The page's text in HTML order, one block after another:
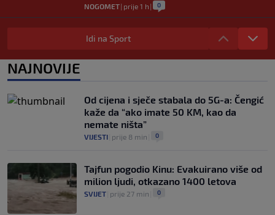
NOGOMET| prije 1 h | 0
Vlahović pred velikom odlukom:
Beşiktaş mu nudi 10 miliona eura po
NOGOMET|prije 1 h| 0
Mundijal: Od fudbala do Trumpa,
milijardi i rata s UEFA-om
NOGOMET prije 2 h | 0
Idi na Sport
NAJNOVIJE
Od cijena i sječe stabala do 5G-a: Čengić
kaže da “ako imate 50 KM, kao da
nemate ništa”
VIJESTI prije 8 min 0
Tajfun pogodio Kinu: Evakuirano više od
milion ljudi, otkazano 1400 letova
SVIJET prije 27 min 0